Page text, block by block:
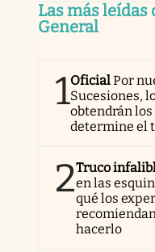
Las más
General
1OficialPor
Sucesiones,
obtendrán
determine el
2Truco
en las
qué los
hacerlo